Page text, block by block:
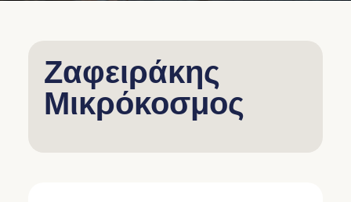
Ζαφειράκης
Μικρόκοσμος